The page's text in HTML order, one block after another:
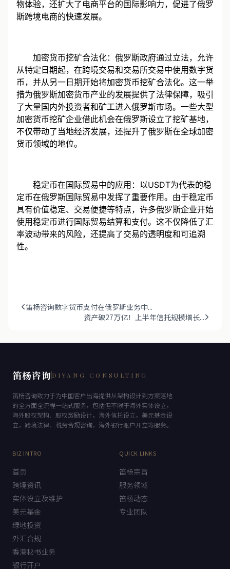
物体验，还扩大了电商平台的国际影响力，促进了俄罗
斯跨境电商的快速发展。
加密货币挖矿合法化：俄罗斯政府通过立法，允许
从特定日期起，在跨境交易和交易所交易中使用数字货
币，并从另一日期开始将加密货币挖矿合法化。这一举
措为俄罗斯加密货币产业的发展提供了法律保障，吸引
了大量国内外投资者和矿工进入俄罗斯市场。一些大型
加密货币挖矿企业借此机会在俄罗斯设立了挖矿基地，
不仅带动了当地经济发展，还提升了俄罗斯在全球加密
货币领域的地位。
稳定币在国际贸易中的应用：以USDT为代表的稳
定币在俄罗斯国际贸易中发挥了重要作用。由于稳定币
具有价值稳定、交易便捷等特点，许多俄罗斯企业开始
使用稳定币进行国际贸易结算和支付。这不仅降低了汇
率波动带来的风险，还提高了交易的透明度和可追溯
性。
笛杨咨询数字货币支付在俄罗斯业务中...
资产破27万亿！上半年信托规模增长...
笛杨咨询 DIYANG CONSULTING
笛杨咨询致力于为中国客户出海提供从架构设计到方案落地
的全方面全流程一站式服务，包括但不限于海外实体设立，
海外股权架构、股权激励设计，海外信托设立，美元基金设
立，跨境法律、税务合规咨询，海外银行账户开立等服务。
BIZ INTRO
首页
跨境资讯
实体设立及维护
美元基金
绿地投资
外汇合规
香港秘书业务
银行开户
QUICK LINKS
笛杨宗旨
服务领域
笛杨动态
专业团队